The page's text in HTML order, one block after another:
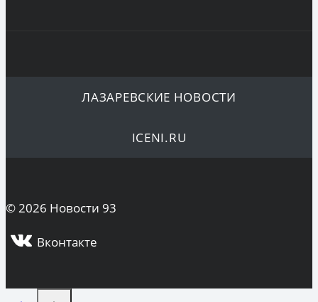
ЛАЗАРЕВСКИЕ НОВОСТИ
ICENI.RU
© 2026 Новости 93
Вконтакте